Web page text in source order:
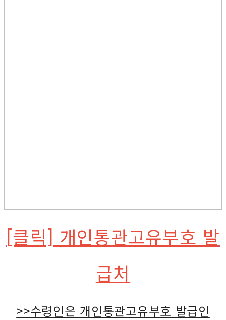
[클릭] 개인통관고유부호 발
급처
>>수령인은 개인통관고유부호 발급인